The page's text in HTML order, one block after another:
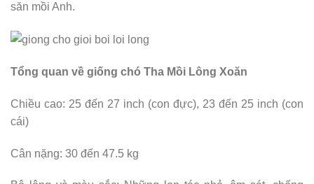
săn mồi Anh.
Tổng quan về giống chó Tha Mồi Lông Xoăn
Chiều cao: 25 đến 27 inch (con đực), 23 đến 25 inch (con
cái)
Cân nặng: 30 đến 47.5 kg